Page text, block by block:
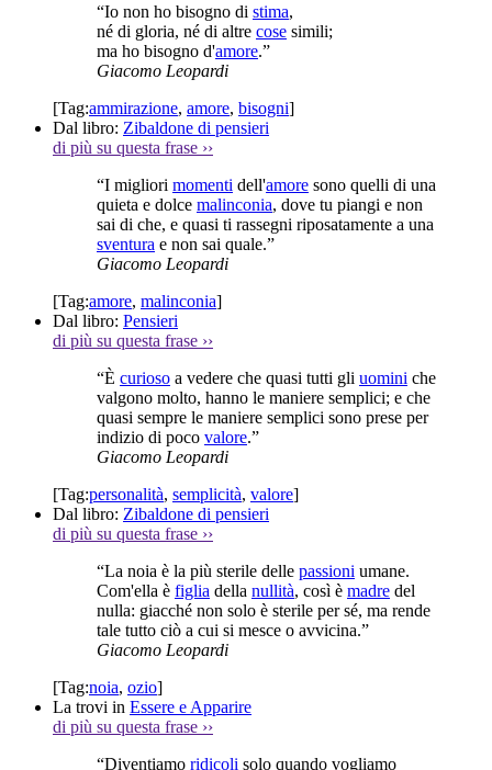
“Io non ho bisogno di stima,
né di gloria, né di altre cose simili;
ma ho bisogno d'amore.”
Giacomo Leopardi
[Tag:ammirazione, amore, bisogni]
Dal libro: Zibaldone di pensieri
di più su questa frase ››
“I migliori momenti dell'amore sono quelli di una
quieta e dolce malinconia, dove tu piangi e non
sai di che, e quasi ti rassegni riposatamente a una
sventura e non sai quale.”
Giacomo Leopardi
[Tag:amore, malinconia]
Dal libro: Pensieri
di più su questa frase ››
“È curioso a vedere che quasi tutti gli uomini che
valgono molto, hanno le maniere semplici; e che
quasi sempre le maniere semplici sono prese per
indizio di poco valore.”
Giacomo Leopardi
[Tag:personalità, semplicità, valore]
Dal libro: Zibaldone di pensieri
di più su questa frase ››
“La noia è la più sterile delle passioni umane.
Com'ella è figlia della nullità, così è madre del
nulla: giacché non solo è sterile per sé, ma rende
tale tutto ciò a cui si mesce o avvicina.”
Giacomo Leopardi
[Tag:noia, ozio]
La trovi in Essere e Apparire
di più su questa frase ››
“Diventiamo ridicoli solo quando vogliamo